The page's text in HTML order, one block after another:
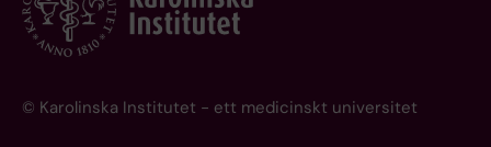
© Karolinska Institutet - ett medicinskt universitet